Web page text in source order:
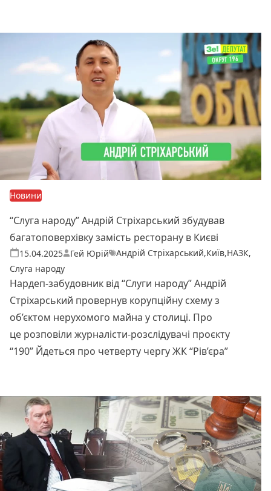
Новини
“Слуга народу” Андрій Стріхарський збудував
багатоповерхівку замість ресторану в Києві
15.04.2025Опубліковано
Гей Юрій
Теги: Андрій Стріхарський,Київ,НАЗК,
Слуга народу
Нардеп-забудовник від “Слуги народу” Андрій
Стріхарський провернув корупційну схему з
об’єктом нерухомого майна у столиці. Про
це розповіли журналісти-розслідувачі проєкту
“190” Йдеться про четверту чергу ЖК “Рів’єра”